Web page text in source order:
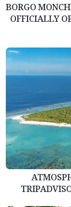
BORGO
OFFICIALLY